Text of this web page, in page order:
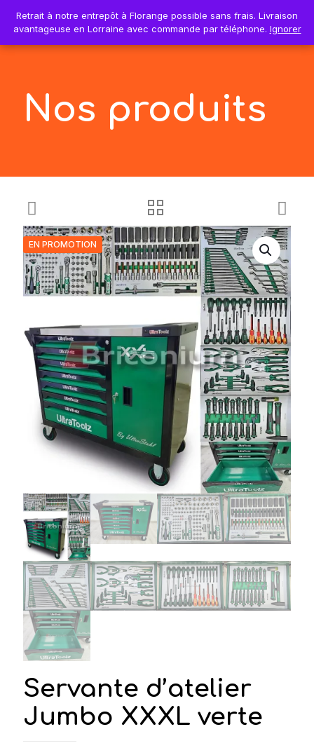
0 0,00€
Nos produits
EN PROMOTION
Servante d’atelier
Jumbo XXXL verte
Retrait à notre entrepôt à Florange possible sans frais. Livraison
avantageuse en Lorraine avec commande par téléphone. Ignorer
Retrait à notre entrepôt à Florange possible sans frais. Livraison
avantageuse en Lorraine avec commande par téléphone. Ignorer